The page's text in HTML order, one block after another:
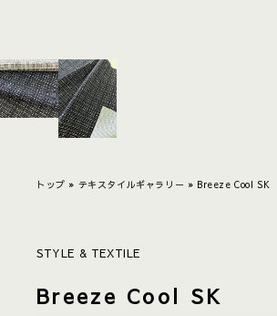
トップ » テキスタイルギャラリー » Breeze Cool SK
STYLE & TEXTILE
Breeze Cool SK